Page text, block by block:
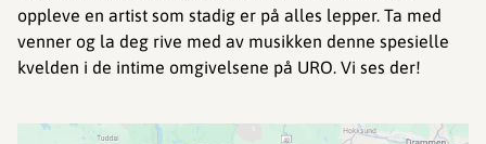
oppleve en artist som stadig er på alles lepper. Ta med
venner og la deg rive med av musikken denne spesielle
kvelden i de intime omgivelsene på URO. Vi ses der!